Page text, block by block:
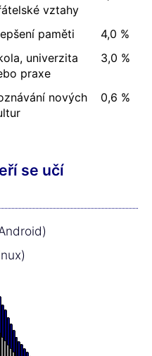
vztahy
paměti
4,0 %
univerzita
praxe
3,0 %
nových
0,6 %
se učí